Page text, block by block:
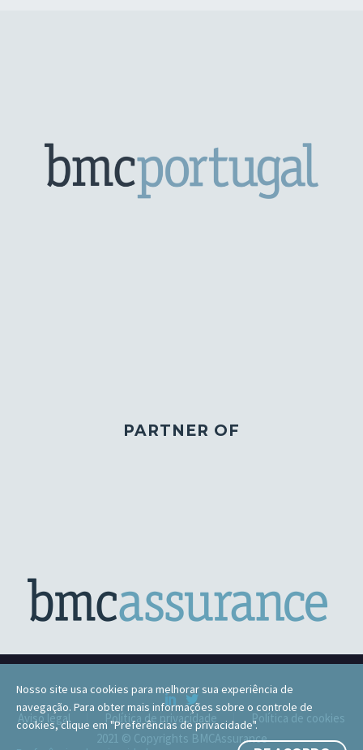
PARTNER OF
Aviso legal Política de privacidade
Política de cookies
2021 © Copyrights BMCAssurance
Nosso site usa cookies para melhorar sua experiência de
navegação. Para obter mais informações sobre o controle de
cookies, clique em "Preferências de privacidade".